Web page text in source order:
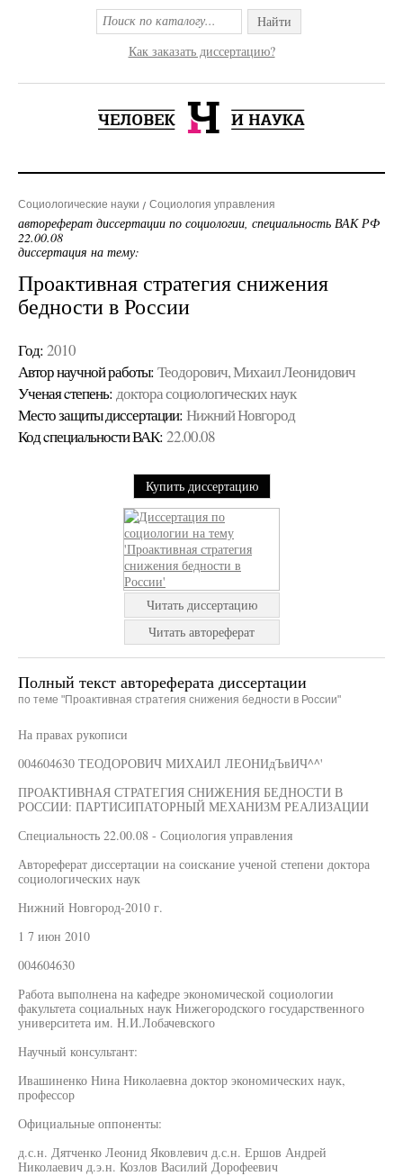
Найти
Как заказать диссертацию?
Социологические науки Социология управления
автореферат диссертации по социологии, специальность ВАК РФ
22.00.08
диссертация на тему:
Проактивная стратегия снижения
бедности в России
Год: 2010
Автор научной работы: Теодорович, Михаил Леонидович
Ученая cтепень: доктора социологических наук
Место защиты диссертации: Нижний Новгород
Код cпециальности ВАК: 22.00.08
Купить диссертацию
Читать диссертацию
Читать автореферат
Полный текст автореферата диссертации
по теме "Проактивная стратегия снижения бедности в России"
На правах рукописи
004604630 ТЕОДОРОВИЧ МИХАИЛ ЛЕОНИдЪвИЧ^^'
ПРОАКТИВНАЯ СТРАТЕГИЯ СНИЖЕНИЯ БЕДНОСТИ В
РОССИИ: ПАРТИСИПАТОРНЫЙ МЕХАНИЗМ РЕАЛИЗАЦИИ
Специальность 22.00.08 - Социология управления
Автореферат диссертации на соискание ученой степени доктора
социологических наук
Нижний Новгород-2010 г.
1 7 июн 2010
004604630
Работа выполнена на кафедре экономической социологии
факультета социальных наук Нижегородского государственного
университета им. Н.И.Лобачевского
Научный консультант:
Ивашиненко Нина Николаевна доктор экономических наук,
профессор
Официальные оппоненты:
д.с.н. Дятченко Леонид Яковлевич д.с.н. Ершов Андрей
Николаевич д.э.н. Козлов Василий Дорофеевич